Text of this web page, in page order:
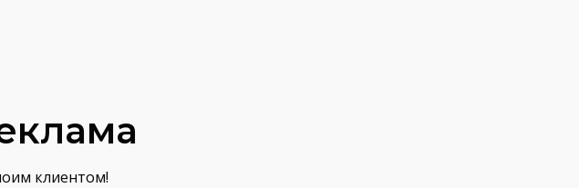
клиентом!